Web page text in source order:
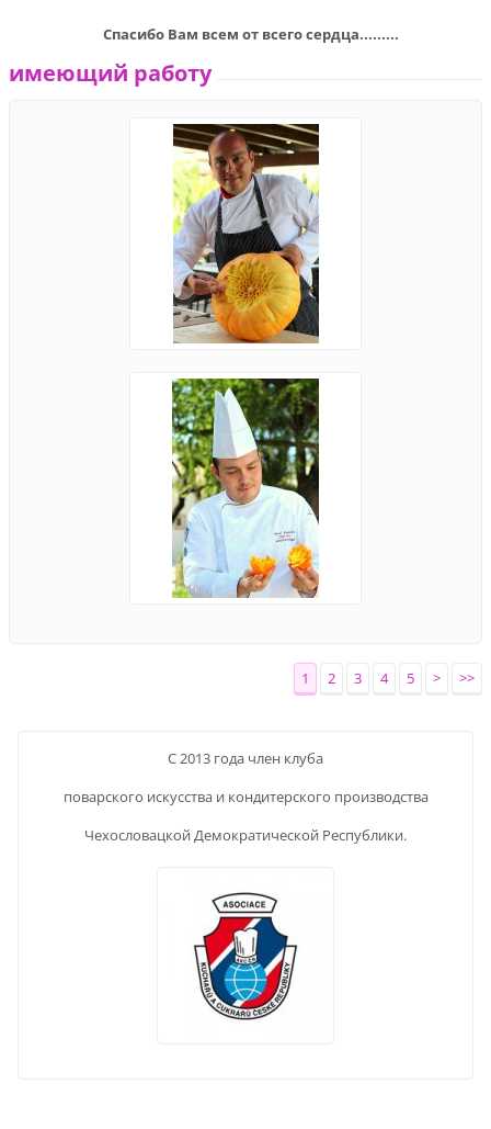
Спасибо Вам всем от всего сердца.........
имеющий работу
1 2 3 4 5 > >>
С 2013 года член клуба
поварского искусства и кондитерского производства
Чехословацкой Демократической Республики.